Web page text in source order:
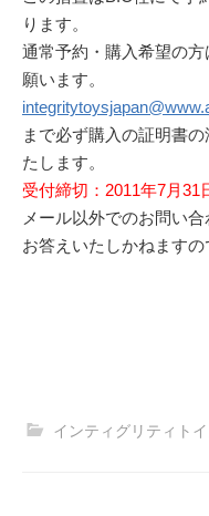
ります。
通常予約・購入希望の
願います。
まで必ず購入の証明書
たします。
受付締切：2011年7月31
メール以外でのお問い
お答えいたしかねますの
インティグリティト